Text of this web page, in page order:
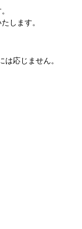
します。
応じません。